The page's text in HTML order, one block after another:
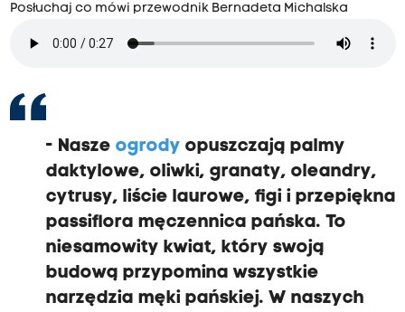
Posłuchaj co mówi przewodnik Bernadeta Michalska
- Nasze ogrody opuszczają palmy
daktylowe, oliwki, granaty, oleandry,
cytrusy, liście laurowe, figi i przepiękna
passiflora męczennica pańska. To
niesamowity kwiat, który swoją
budową przypomina wszystkie
narzędzia męki pańskiej. W naszych